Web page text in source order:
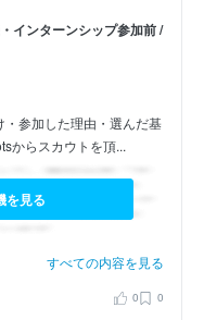
インターンシップ参加前 /
・参加した理由・選んだ基
からスカウトを頂...
を見る
すべての内容を見る
0 0